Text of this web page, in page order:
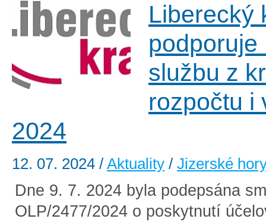
Liberecký
podporuje
službu z
rozpočtu i
2024
12. 07. 2024 / Aktuality / Jizerské
Dne 9. 7. 2024 byla podepsána
OLP/2477/2024 o poskytnutí